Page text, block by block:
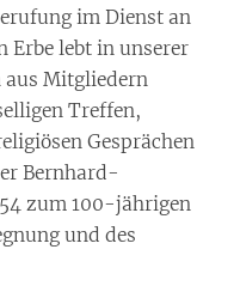
im Dienst an
Erbe lebt in unserer
aus Mitgliedern
Treffen,
Gesprächen
Bernhard-
zum 100-jährigen
und des